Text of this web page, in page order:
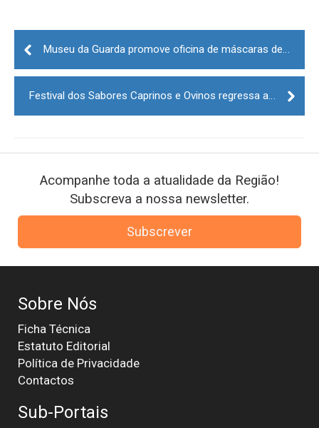
Post
navigation
Museu da Guarda promove oficina de máscaras de Carnaval
Festival dos Sabores Caprinos e Ovinos regressa a Proença-a-Nova
Acompanhe toda a atualidade da Região!
Subscreva a nossa newsletter.
Subscrever
Sobre Nós
Ficha Técnica
Estatuto Editorial
Política de Privacidade
Contactos
Sub-Portais